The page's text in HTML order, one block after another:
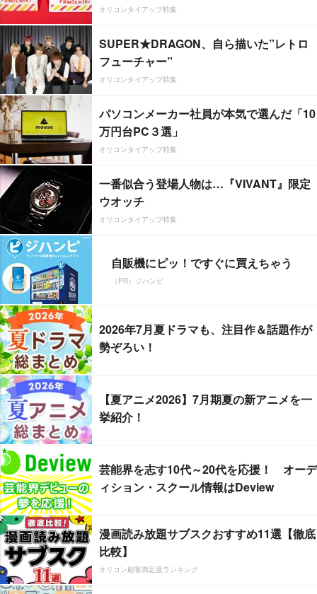
オリコンタイアップ特集
SUPER★DRAGON、自ら描いた”レトロ
フューチャー”
オリコンタイアップ特集
パソコンメーカー社員が本気で選んだ「10
万円台PC３選」
オリコンタイアップ特集
一番似合う登場人物は…『VIVANT』限定
ウオッチ
オリコンタイアップ特集
自販機にピッ！ですぐに買えちゃう
（PR）ジハンピ
2026年7月夏ドラマも、注目作＆話題作が
勢ぞろい！
【夏アニメ2026】7月期夏の新アニメを一
挙紹介！
芸能界を志す10代～20代を応援！ オーデ
ィション・スクール情報はDeview
漫画読み放題サブスクおすすめ11選【徹底
比較】
オリコン顧客満足度ランキング